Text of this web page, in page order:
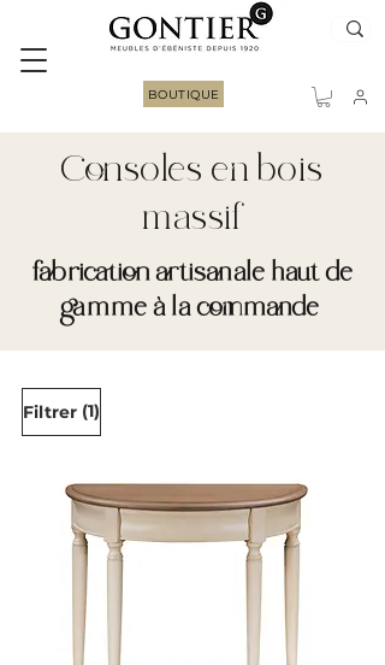
BOUTIQUE
Consoles en bois
massif
fabrication artisanale haut de
gamme à la commande
Filtrer (1)